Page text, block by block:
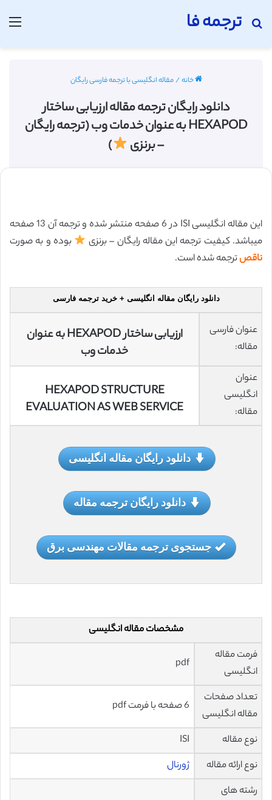
ترجمه فا
جستجو برای
خانه/مقاله انگلیسی با ترجمه فارسی رایگان
دانلود رایگان ترجمه مقاله ارزیابی ساختار
HEXAPOD به عنوان خدمات وب (ترجمه رایگان
– برنزی
)
این مقاله انگلیسی ISI در 6 صفحه منتشر شده و ترجمه آن 13 صفحه
میباشد. کیفیت ترجمه این مقاله رایگان – برنزی
بوده و به صورت
ناقصترجمه شده است.
دانلود رایگان مقاله انگلیسی + خرید ترجمه فارسی
عنوان فارسی
مقاله:
ارزیابی ساختار HEXAPOD به عنوان
خدمات وب
عنوان
انگلیسی
مقاله:
HEXAPOD STRUCTURE
EVALUATION AS WEB SERVICE
دانلود رایگان مقاله انگلیسی
دانلود رایگان ترجمه مقاله
جستجوی ترجمه مقالات مهندسی برق
مشخصات مقاله انگلیسی
فرمت مقاله
انگلیسی
pdf
تعداد صفحات
مقاله انگلیسی
6 صفحه با فرمت pdf
نوع مقاله
ISI
نوع ارائه مقاله
ژورنال
رشته های